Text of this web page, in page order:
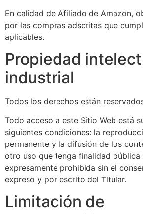
En calidad de Afiliado de Amazon,
por las compras adscritas que
aplicables.
Propiedad
industrial
Todos los derechos están
Todo acceso a este Sitio Web está
siguientes condiciones: la
permanente y la difusión de los
otro uso que tenga finalidad pública
expresamente prohibida sin el
expreso y por escrito del Titular.
Limitación de